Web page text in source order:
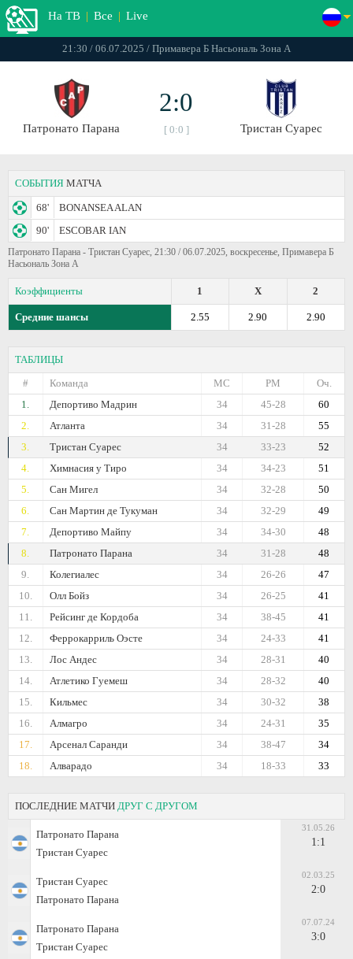
На ТВ | Все | Live
21:30 / 06.07.2025 / Примавера Б Насьональ Зона А
Патронато Парана
2:0
[ 0:0 ] Тристан Суарес
СОБЫТИЯ МАТЧА
68'
BONANSEA ALAN
90'
ESCOBAR IAN
Патронато Парана - Тристан Суарес, 21:30 / 06.07.2025, воскресенье, Примавера Б
Насьональ Зона А
Коэффициенты 2
X
1
Средние шансы 2.90
2.90
2.55
ТАБЛИЦЫ
#
Команда Оч.
РМ
МС
1.
Депортиво Мадрин 60
45-28
34
2.
Атланта 55
31-28
34
3.
Тристан Суарес 52
33-23
34
4.
Химнасия у Тиро 51
34-23
34
5.
Сан Мигел 50
32-28
34
6.
Сан Мартин де Тукуман 49
32-29
34
7.
Депортиво Майпу 48
34-30
34
8.
Патронато Парана 48
31-28
34
9.
Колегиалес 47
26-26
34
10.
Олл Бойз 41
26-25
34
11.
Рейсинг де Кордоба 41
38-45
34
12.
Феррокарриль Оэсте 41
24-33
34
13.
Лос Андес 40
28-31
34
14.
Атлетико Гуемеш 40
28-32
34
15.
Кильмес 38
30-32
34
16.
Алмагро 35
24-31
34
17.
Арсенал Саранди 34
38-47
34
18.
Алварадо 33
18-33
34
ПОСЛЕДНИЕ МАТЧИ ДРУГ С ДРУГОМ
Патронато Парана
Тристан Суарес
31.05.26
1:1
Тристан Суарес
Патронато Парана
02.03.25
2:0
Патронато Парана
Тристан Суарес
07.07.24
3:0